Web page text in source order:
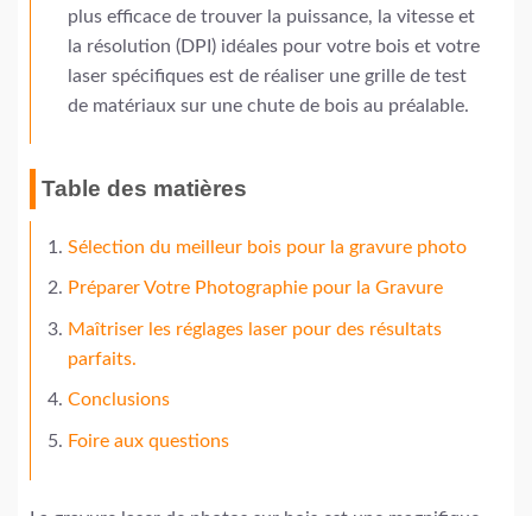
plus efficace de trouver la puissance, la vitesse et
la résolution (DPI) idéales pour votre bois et votre
laser spécifiques est de réaliser une grille de test
de matériaux sur une chute de bois au préalable.
Table des matières
Sélection du meilleur bois pour la gravure photo
Préparer Votre Photographie pour la Gravure
Maîtriser les réglages laser pour des résultats
parfaits.
Conclusions
Foire aux questions